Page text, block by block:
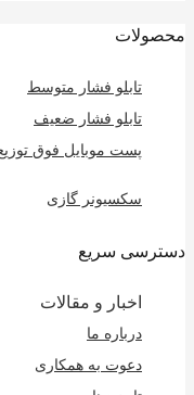
محصولات
تابلو فشار متوسط
تابلو فشار ضعیف
پست موبایل فوق
سکسیونر گازی
دسترسی سریع
اخبار و مقالات
درباره ما
دعوت به همکاری